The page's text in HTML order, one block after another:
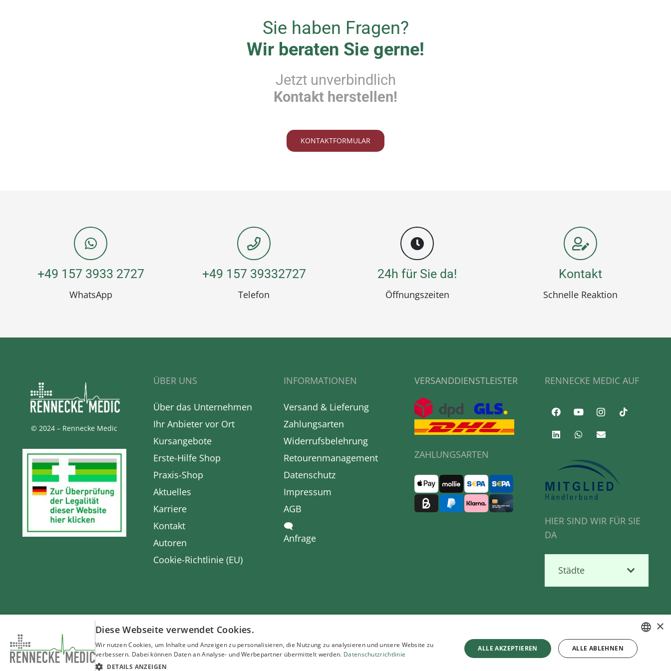
Sie haben Fragen?
Wir beraten Sie gerne!
Jetzt unverbindlich
Kontakt herstellen!
KONTAKTFORMULAR
+49 157 3933 2727
WhatsApp
+49 157 39332727
Telefon
24h für Sie da!
Öffnungszeiten
Kontakt
Schnelle Reaktion
© 2024 – Rennecke Medic
ÜBER UNS
Über das Unternehmen
Ihr Anbieter vor Ort
Kursangebote
Erste-Hilfe Shop
Praxis-Shop
Aktuelles
Karriere
Kontakt
Autoren
Cookie-Richtlinie (EU)
INFORMATIONEN
Versand & Lieferung
Zahlungsarten
Widerrufsbelehrung
Retourenmanagement
Datenschutz
Impressum
AGB
🗨
Anfrage
VERSANDDIENSTLEISTER
ZAHLUNGSARTEN
RENNECKE MEDIC AUF
HIER SIND WIR FÜR SIE
DA
Städte
* Alle Preise inkl. gesetzl. Mehrwertsteuer zzgl.Versandkostenund ggf. Nachnahmegebühren, wenn nicht anders beschrieben
* Gilt für Lieferungen innerhalb Deutschlands. Lieferzeiten für andere Länder und Informationen des Liefertermins siehe hier:
Lieferzeiten
* Ab einem Mindestbestellwert von
250,00 netto versenden wir kostenlos
GERMAN
×
Diese Webseite verwendet Cookies.
Wir nutzen Cookies, um Inhalte und Anzeigen zu personalisieren, die Nutzung zu analysieren und unsere Website zu
verbessern. Dabei können Daten an Analyse- und Werbepartner übermittelt werden. Datenschutzrichtlinie
DETAILS ANZEIGEN
ALLE AKZEPTIEREN ALLE ABLEHNEN